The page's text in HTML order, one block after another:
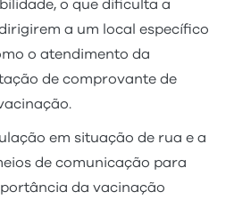
o que dificulta a
a um local específico
o atendimento da
de comprovante de
em situação de rua e a
de comunicação para
da vacinação